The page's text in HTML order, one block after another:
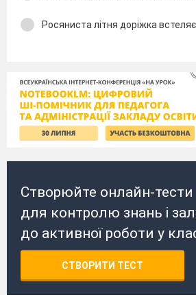
Росяниста літня доріжка
Створюйте онлайн-тести
для контролю знань і
до активної роботи у
СТВОРИТИ ТЕСТ